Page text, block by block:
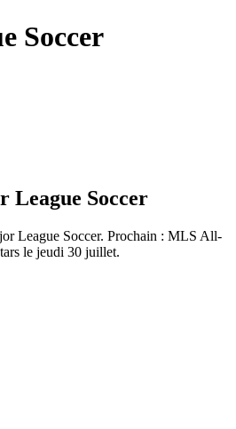
Soccer
Soccer
League Soccer. Prochain : MLS All-
le jeudi 30 juillet.